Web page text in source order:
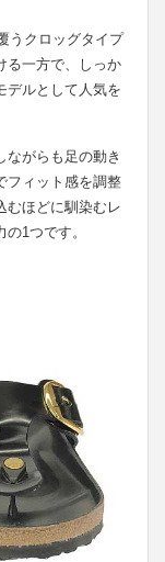
うクロッグタイプ
る一方で、しっか
デルとして人気を
ながらも足の動き
フィット感を調整
むほどに馴染むレ
1つです。